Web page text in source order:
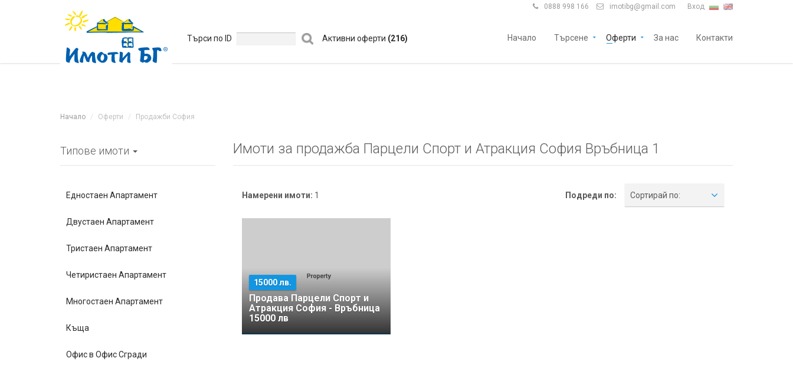
 0888 998 166  imotibg@gmail.com Вход
Търси по ID Активни оферти (216) Начало Търсене Оферти За нас Контакти
Начало Оферти Продажби София
Типове имоти
Едностаен Апартамент
Двустаен Апартамент
Тристаен Апартамент
Четиристаен Апартамент
Многостаен Апартамент
Къщa
Офис в Офис Сгради
Имоти за продажба Парцели Спорт и Атракция София Връбница 1
Намерени имоти: 1 Подреди по: Сортирай по:
15000 лв.
Продава Парцели Спорт и
Атракция София - Връбница
15000 лв